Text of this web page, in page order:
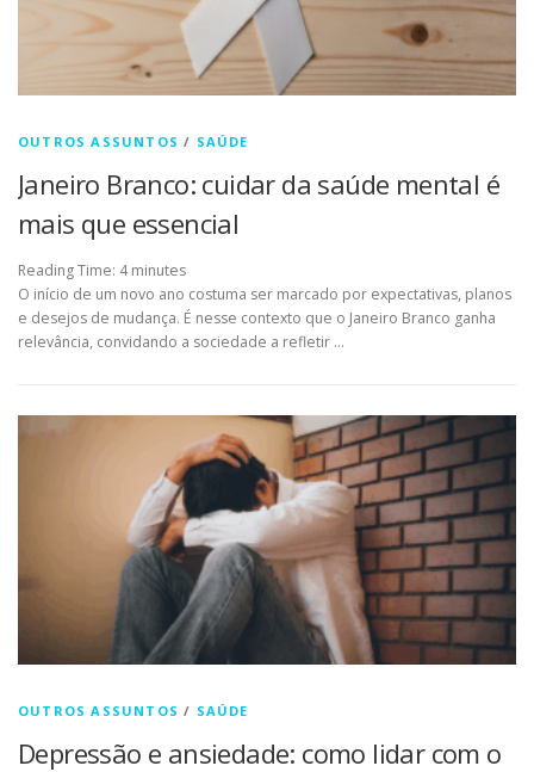
OUTROS ASSUNTOS / SAÚDE
Janeiro Branco: cuidar da saúde mental é
mais que essencial
Reading Time: 4 minutes
O início de um novo ano costuma ser marcado por expectativas, planos
e desejos de mudança. É nesse contexto que o Janeiro Branco ganha
relevância, convidando a sociedade a refletir …
OUTROS ASSUNTOS / SAÚDE
Depressão e ansiedade: como lidar com o